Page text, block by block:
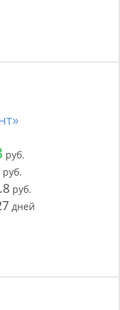
руб.
руб.
руб.
дней